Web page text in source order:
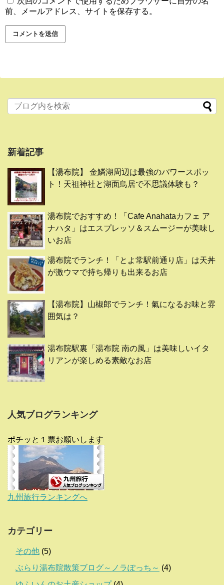
前、メールアドレス、サイトを保存する。
新着記事
【湯布院】 金鱗湖周辺は最強のパワースポッ
ト！天祖神社と湖面鳥居で不思議体験も？
湯布院でおすすめ！「Cafe Anahataカフェ ア
ナハタ」はエスプレッソ＆スムージーが美味し
いお店
湯布院でランチ！「とよ常駅前通り店」は天丼
が激ウマで持ち帰りも出来るお店
【湯布院】山椒郎でランチ！氣になるお味と雰
囲気は？
湯布院駅裏「湯布院 南の風」は美味しいイタ
リアンが楽しめる素敵なお店
人気ブログランキング
ポチッと１票お願いします
九州旅行ランキングへ
カテゴリー
その他 (5)
ぶらり湯布院散策ブログ～ノラぽっち～ (4)